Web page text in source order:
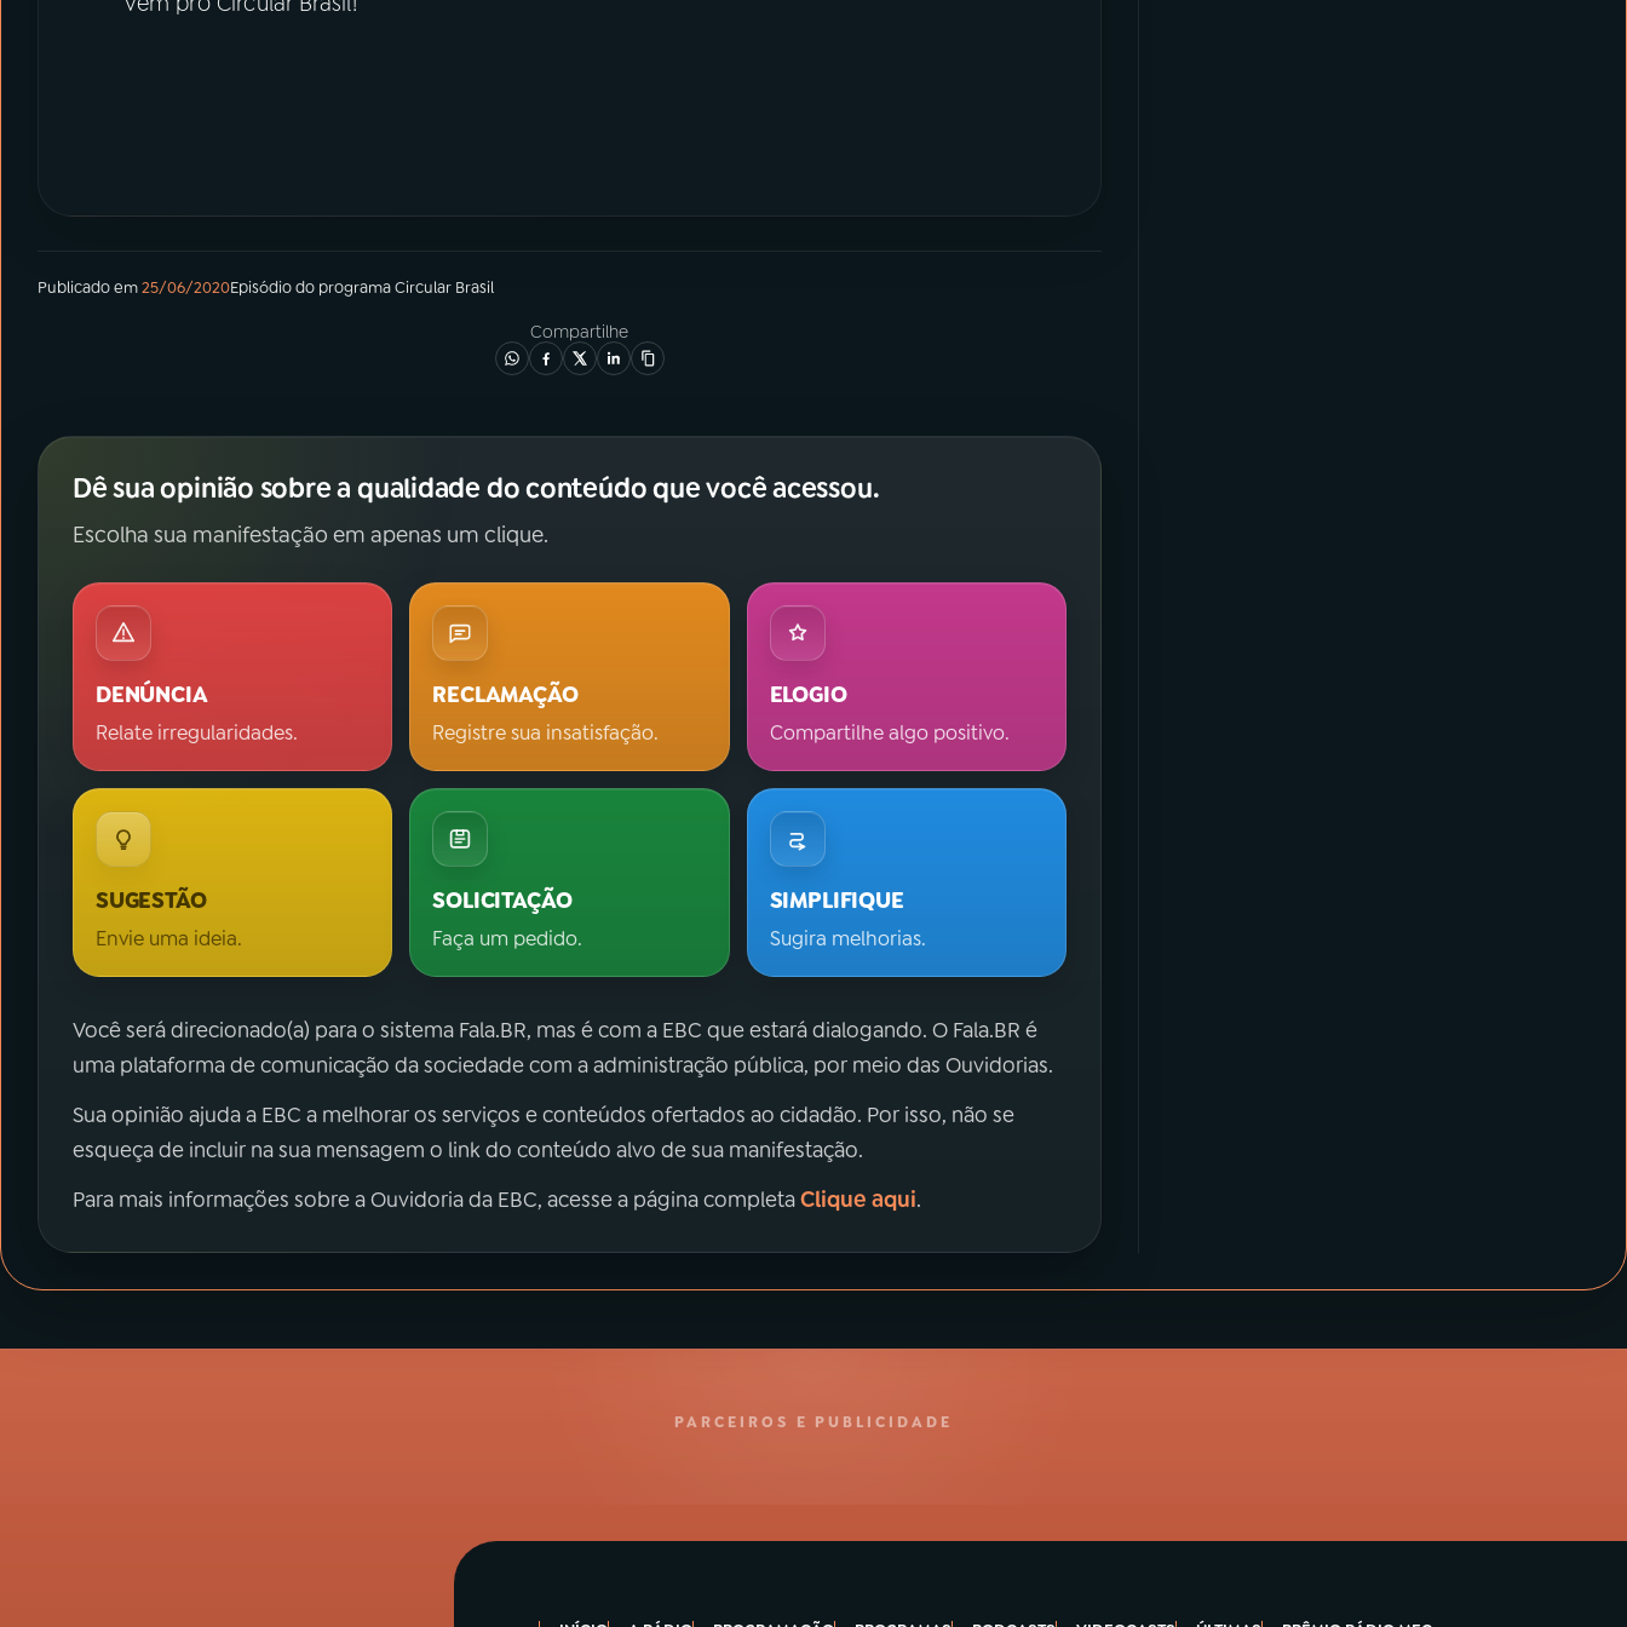
Publicado em25/06/2020Episódiodo programaCircular Brasil
Compartilhe
Dê sua opinião sobre a qualidade do conteúdo que você acessou.
Escolha sua manifestação em apenas um clique.
DENÚNCIA
Relate irregularidades.
RECLAMAÇÃO
Registre sua insatisfação.
ELOGIO
Compartilhe algo positivo.
SUGESTÃO
Envie uma ideia.
SOLICITAÇÃO
Faça um pedido.
SIMPLIFIQUE
Sugira melhorias.
Você será direcionado(a) para o sistema Fala.BR, mas é com a EBC que estará dialogando. O Fala.BR é
uma plataforma de comunicação da sociedade com a administração pública, por meio das Ouvidorias.
Sua opinião ajuda a EBC a melhorar os serviços e conteúdos ofertados ao cidadão. Por isso, não se
esqueça de incluir na sua mensagem o link do conteúdo alvo de sua manifestação.
Para mais informações sobre a Ouvidoria da EBC, acesse a página completaClique aqui.
PARCEIROS E PUBLICIDADE